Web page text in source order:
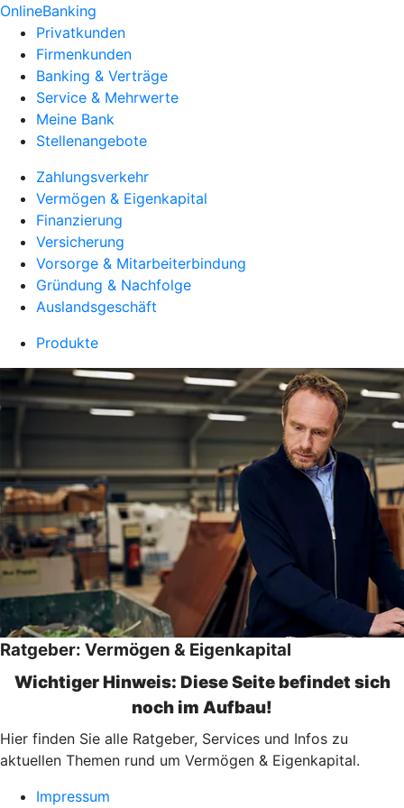
OnlineBanking
Privatkunden
Firmenkunden
Banking & Verträge
Service & Mehrwerte
Meine Bank
Stellenangebote
Zahlungsverkehr
Vermögen & Eigenkapital
Finanzierung
Versicherung
Vorsorge & Mitarbeiterbindung
Gründung & Nachfolge
Auslandsgeschäft
Produkte
Ratgeber: Vermögen & Eigenkapital
Wichtiger Hinweis: Diese Seite befindet sich
noch im Aufbau!
Hier finden Sie alle Ratgeber, Services und Infos zu
aktuellen Themen rund um Vermögen & Eigenkapital.
Impressum